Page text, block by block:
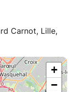
Carnot, Lille,
+
−